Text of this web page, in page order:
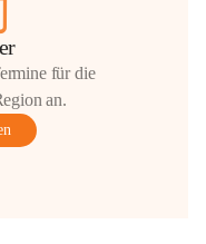
für die
an.